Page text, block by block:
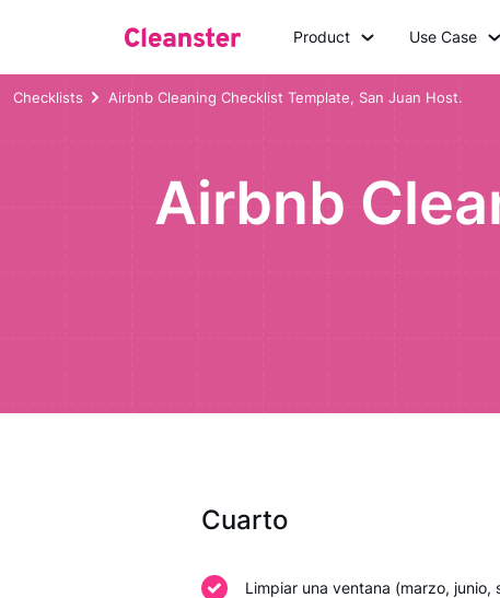
Product Use Case
Checklists Airbnb Cleaning Checklist Template, San Juan Host.
Airbnb
Cuarto
Limpiar una ventana (marzo,